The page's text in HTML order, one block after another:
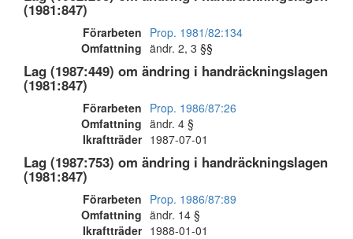
(1981:847)
Förarbeten Prop. 1981/82:134
Omfattning ändr. 2, 3 §§
Lag (1987:449) om ändring i handräckningslagen
(1981:847)
Förarbeten Prop. 1986/87:26
Omfattning ändr. 4 §
Ikraftträder 1987-07-01
Lag (1987:753) om ändring i handräckningslagen
(1981:847)
Förarbeten Prop. 1986/87:89
Omfattning ändr. 14 §
Ikraftträder 1988-01-01